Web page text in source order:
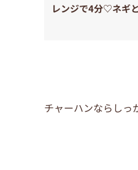
レンジで4分♡ネギ
チャーハンならしっ